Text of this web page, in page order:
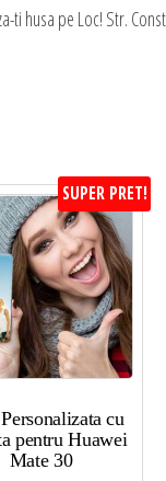
ti husa pe Loc! Str.
SUPER PRET!
cu
pentru Huawei
Mate 30